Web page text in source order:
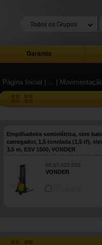
Garantia
Página Inicial | ... |
Empilhadeira semielétrica, sem
carregador, 1,5 tonelada (1,5 tf),
3,5 m, ESV 1500, VONDER
68.57.015.010
VONDER